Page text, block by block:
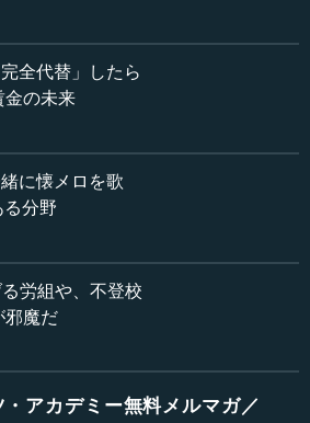
数年間に日本で生まれた女の子と
歳まで生きる時代になっているの
生100年時代」に生きています。人
に直面する機会も増えるというこ
新技術が出てきた。そうすると、
いう選択肢は、もはやなくなって
仕事をし、AIと一緒に生活をして
っていると思います。
使えますか」という話がありま
というのは、AIは知的領域に入り込
全代替」したら
の未来
に懐メロを歌
分野
労組や、不登校
邪魔だ
アカデミー無料メルマガ／